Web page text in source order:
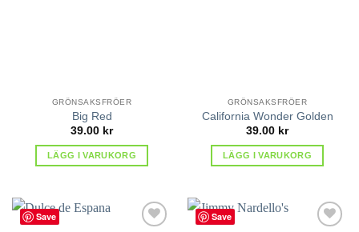
GRÖNSAKSFRÖER
Big Red
39.00 kr
LÄGG I VARUKORG
GRÖNSAKSFRÖER
California Wonder Golden
39.00 kr
LÄGG I VARUKORG
Save Save